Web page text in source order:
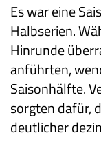
Es war eine
Halbserien.
Hinrunde
anführten,
Saisonhälfte.
sorgten dafür,
deutlicher